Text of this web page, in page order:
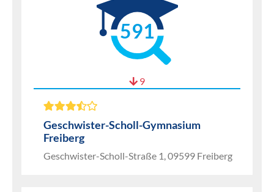
591
9
Geschwister-Scholl-Gymnasium
Freiberg
Geschwister-Scholl-Straße 1, 09599 Freiberg